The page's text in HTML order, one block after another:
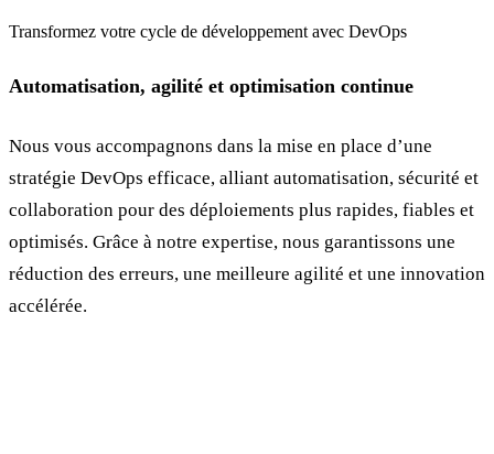
Transformez votre cycle de développement avec DevOps
Automatisation, agilité et optimisation continue
Nous vous accompagnons dans la mise en place d’une
stratégie DevOps efficace, alliant automatisation, sécurité et
collaboration pour des déploiements plus rapides, fiables et
optimisés. Grâce à notre expertise, nous garantissons une
réduction des erreurs, une meilleure agilité et une innovation
accélérée.